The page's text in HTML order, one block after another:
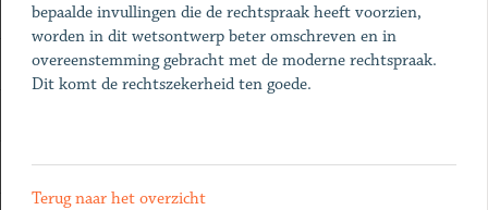
bepaalde invullingen die de rechtspraak heeft voorzien,
worden in dit wetsontwerp beter omschreven en in
overeenstemming gebracht met de moderne rechtspraak.
Dit komt de rechtszekerheid ten goede.
Terug naar het overzicht